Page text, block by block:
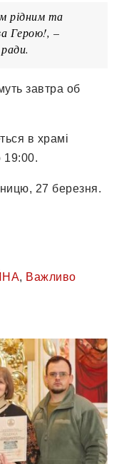
рідним та
Герою!, –
завтра об
в храмі
19:00.
27 березня.
, Важливо